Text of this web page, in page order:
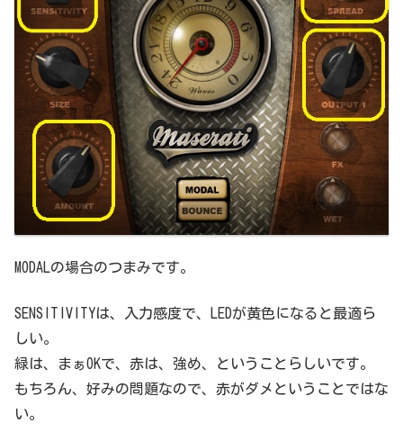
MODALの場合のつまみです。
SENSITIVITYは、入力感度で、LEDが黄色になると最適ら
しい。
緑は、まぁOKで、赤は、強め、ということらしいです。
もちろん、好みの問題なので、赤がダメということではな
い。